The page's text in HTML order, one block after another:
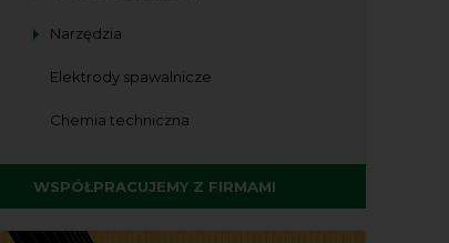
Narzędzia
Elektrody spawalnicze
Chemia techniczna
WSPÓŁPRACUJEMY Z FIRMAMI